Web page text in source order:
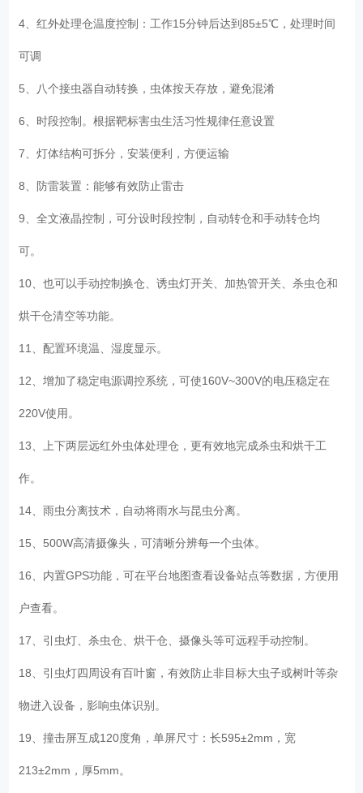
4、红外处理仓温度控制：工作15分钟后达到85±5℃，处理时间
可调
5、八个接虫器自动转换，虫体按天存放，避免混淆
6、时段控制。根据靶标害虫生活习性规律任意设置
7、灯体结构可拆分，安装便利，方便运输
8、防雷装置：能够有效防止雷击
9、全文液晶控制，可分设时段控制，自动转仓和手动转仓均
可。
10、也可以手动控制换仓、诱虫灯开关、加热管开关、杀虫仓和
烘干仓清空等功能。
11、配置环境温、湿度显示。
12、增加了稳定电源调控系统，可使160V~300V的电压稳定在
220V使用。
13、上下两层远红外虫体处理仓，更有效地完成杀虫和烘干工
作。
14、雨虫分离技术，自动将雨水与昆虫分离。
15、500W高清摄像头，可清晰分辨每一个虫体。
16、内置GPS功能，可在平台地图查看设备站点等数据，方便用
户查看。
17、引虫灯、杀虫仓、烘干仓、摄像头等可远程手动控制。
18、引虫灯四周设有百叶窗，有效防止非目标大虫子或树叶等杂
物进入设备，影响虫体识别。
19、撞击屏互成120度角，单屏尺寸：长595±2mm，宽
213±2mm，厚5mm。